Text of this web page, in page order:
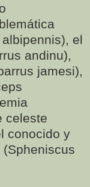
el
andinu),
jamesi),
celeste
conocido y